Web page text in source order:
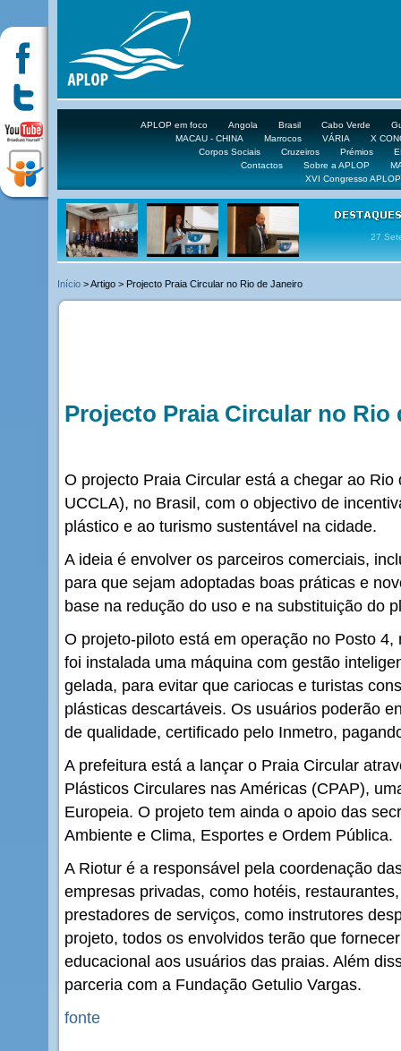
APLOP em foco Angola Brasil Cabo Verde
MACAU - CHINA
Marrocos VÁRIA
X
Corpos Sociais
Cruzeiros Prémios
Contactos
Sobre a APLOP
XVI Congresso APLOP
16 DE
Início > Artigo > Projecto Praia Circular no Rio de Janeiro
Projecto Praia Circular no Rio
O projecto Praia Circular está a chegar ao
UCCLA), no Brasil, com o objectivo de
plástico e ao turismo sustentável na cidade.
A ideia é envolver os parceiros comerciais,
para que sejam adoptadas boas práticas e
base na redução do uso e na substituição do
O projeto-piloto está em operação no Posto
foi instalada uma máquina com gestão
gelada, para evitar que cariocas e turistas
plásticas descartáveis. Os usuários poderão
de qualidade, certificado pelo Inmetro,
A prefeitura está a lançar o Praia Circular
Plásticos Circulares nas Américas (CPAP),
Europeia. O projeto tem ainda o apoio das
Ambiente e Clima, Esportes e Ordem Pública.
A Riotur é a responsável pela coordenação
empresas privadas, como hotéis,
prestadores de serviços, como instrutores
projeto, todos os envolvidos terão que
educacional aos usuários das praias. Além
parceria com a Fundação Getulio Vargas.
fonte